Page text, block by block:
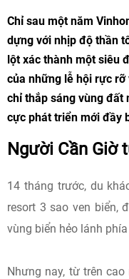
Chỉ sau một năm
dựng với nhịp độ thần
lột xác thành một siêu
của những lễ hội rực
chỉ thắp sáng vùng đất
cực phát triển mới đầy
Người Cần Giờ
14 tháng trước, du
resort 3 sao ven biển,
vùng biển hẻo lánh
Nhưng nay, từ trên